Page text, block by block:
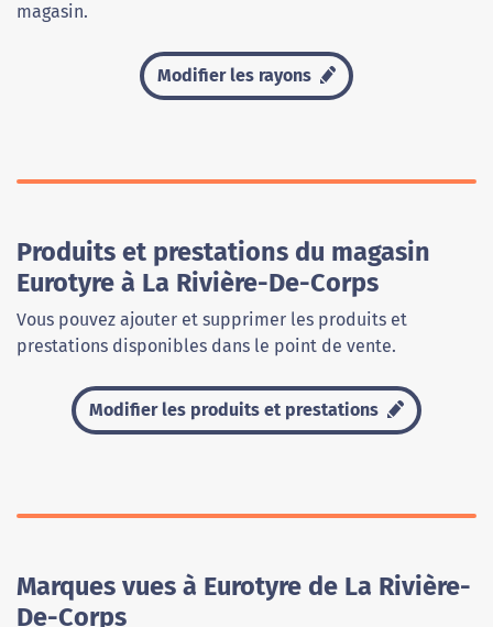
magasin.
Modifier les rayons
Produits et prestations du magasin
Eurotyre à La Rivière-De-Corps
Vous pouvez ajouter et supprimer les produits et
prestations disponibles dans le point de vente.
Modifier les produits et prestations
Marques vues à Eurotyre de La Rivière-
De-Corps